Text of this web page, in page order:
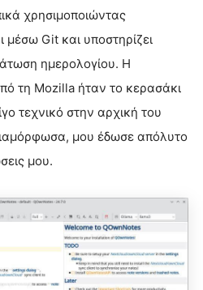
χρησιμοποιώντας
μέσω Git και υποστηρίζει
ημερολογίου. Η
τη Mozilla ήταν το κερασάκι
τεχνικό στην αρχική του
μου έδωσε απόλυτο
μου.